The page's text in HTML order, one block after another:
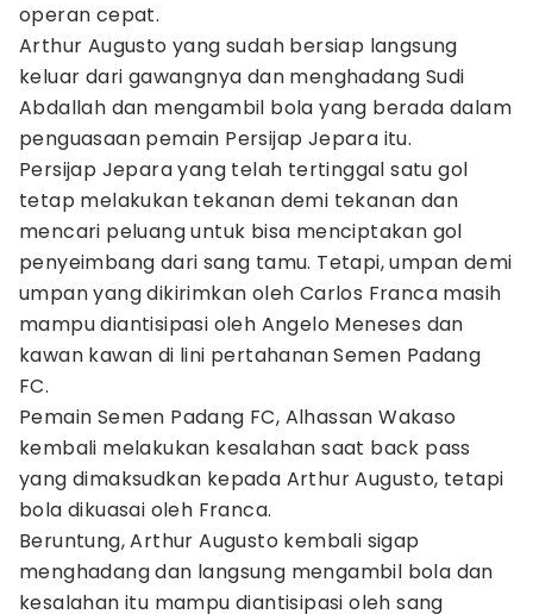
operan cepat.
Arthur Augusto yang sudah bersiap langsung
keluar dari gawangnya dan menghadang Sudi
Abdallah dan mengambil bola yang berada dalam
penguasaan pemain Persijap Jepara itu.
Persijap Jepara yang telah tertinggal satu gol
tetap melakukan tekanan demi tekanan dan
mencari peluang untuk bisa menciptakan gol
penyeimbang dari sang tamu. Tetapi, umpan demi
umpan yang dikirimkan oleh Carlos Franca masih
mampu diantisipasi oleh Angelo Meneses dan
kawan kawan di lini pertahanan Semen Padang
FC.
Pemain Semen Padang FC, Alhassan Wakaso
kembali melakukan kesalahan saat back pass
yang dimaksudkan kepada Arthur Augusto, tetapi
bola dikuasai oleh Franca.
Beruntung, Arthur Augusto kembali sigap
menghadang dan langsung mengambil bola dan
kesalahan itu mampu diantisipasi oleh sang